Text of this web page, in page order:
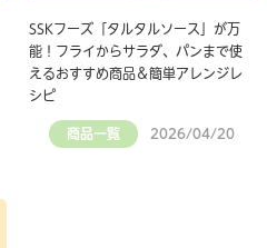
SSKフーズ「タルタルソース」が万
能！フライからサラダ、パンまで使
えるおすすめ商品＆簡単アレンジレ
シピ
商品一覧 2026/04/20